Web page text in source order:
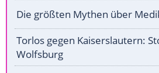
Die größten Mythen über
Torlos gegen Kaiserslautern:
Wolfsburg